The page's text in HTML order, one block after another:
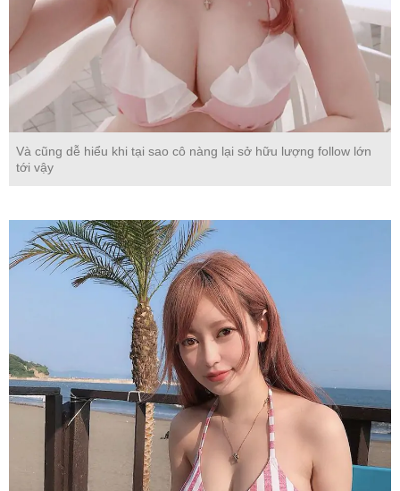
Và cũng dễ hiểu khi tại sao cô nàng lại sở hữu lượng follow lớn
tới vậy